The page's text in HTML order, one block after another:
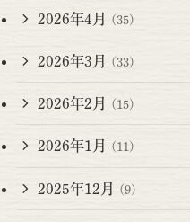
2026年4月 (35)
2026年3月 (33)
2026年2月 (15)
2026年1月 (11)
2025年12月 (9)